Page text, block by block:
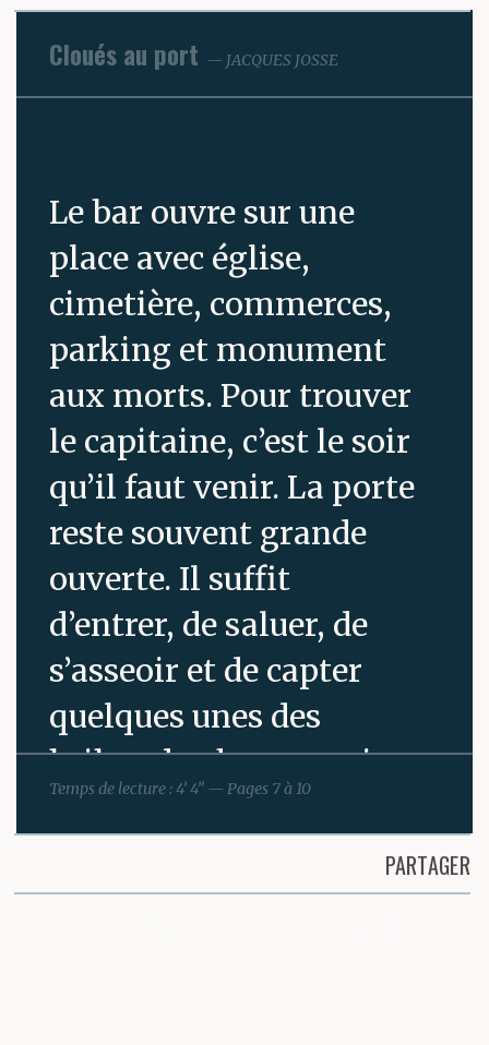
Cloués au port JACQUES JOSSE
Le bar ouvre sur une
place avec église,
cimetière, commerces,
parking et monument
aux morts. Pour trouver
le capitaine, c’est le soir
qu’il faut venir. La porte
reste souvent grande
ouverte. Il suffit
d’entrer, de saluer, de
s’asseoir et de capter
quelques unes des
bribes de phrases qui
volent au ras du
huit, il se pose,
Temps de lecture : 4’ 4” — Pages 7 à 10
PARTAGER